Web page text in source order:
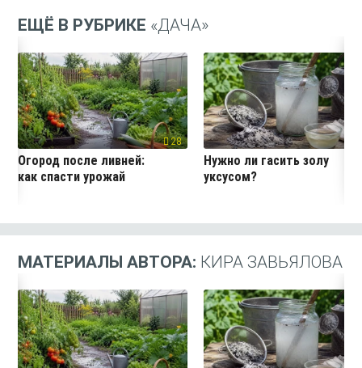
ЕЩЁ В РУБРИКЕ «ДАЧА»
28
Огород после ливней:
как спасти урожай
Нужно ли гасить золу
уксусом?
МАТЕРИАЛЫ АВТОРА: КИРА ЗАВЬЯЛОВА